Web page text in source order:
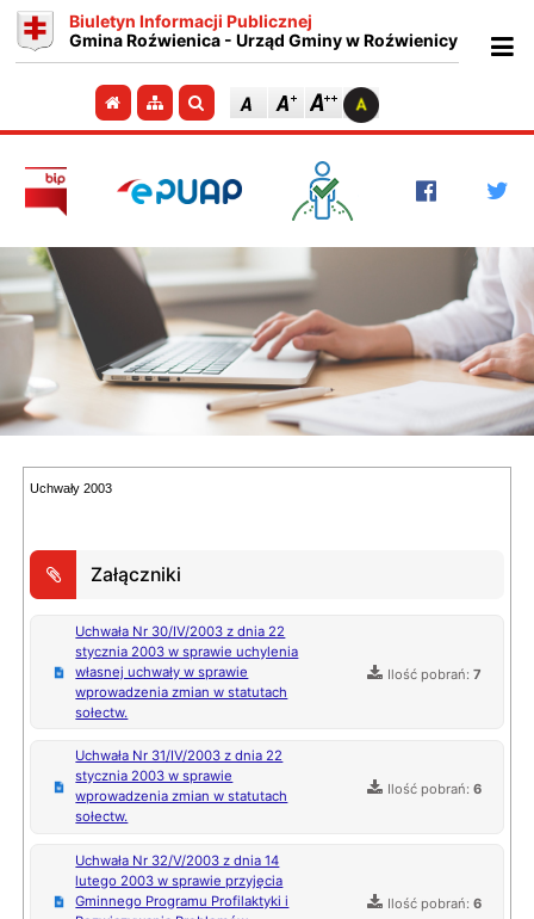
Biuletyn Informacji Publicznej
Gmina Roźwienica - Urząd Gminy w Roźwienicy
Przejdź do strony głównej
Przejdź do mapy strony
Szukaj
Uchwały 2003
Załączniki
Uchwała Nr 30/IV/2003 z dnia 22
stycznia 2003 w sprawie uchylenia
własnej uchwały w sprawie
wprowadzenia zmian w statutach
sołectw.
Ilość pobrań:7
Uchwała Nr 31/IV/2003 z dnia 22
stycznia 2003 w sprawie
wprowadzenia zmian w statutach
sołectw.
Ilość pobrań:6
Uchwała Nr 32/V/2003 z dnia 14
lutego 2003 w sprawie przyjęcia
Gminnego Programu Profilaktyki i
Ilość pobrań:6